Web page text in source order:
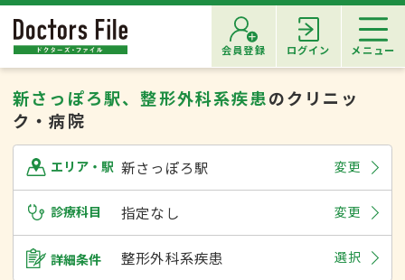
会員登録 ログイン メニュー
新さっぽろ駅、整形外科系疾患のクリニッ
ク・病院
エリア・駅 新さっぽろ駅 変更
診療科目 指定なし 変更
詳細条件 整形外科系疾患 選択